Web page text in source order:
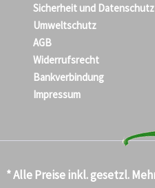
Sicherheit und Datenschutz
Umweltschutz
AGB
Widerrufsrecht
Bankverbindung
Impressum
* Alle Preise inkl. gesetzl.